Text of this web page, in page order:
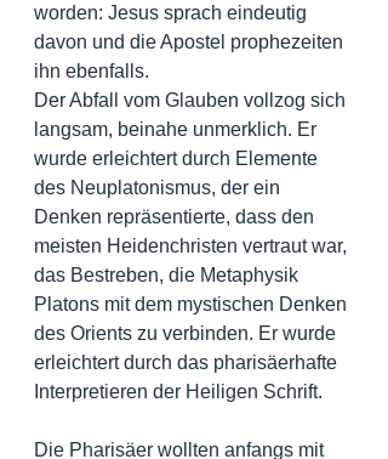
worden: Jesus sprach eindeutig
davon und die Apostel prophezeiten
ihn ebenfalls.
Der Abfall vom Glauben vollzog sich
langsam, beinahe unmerklich. Er
wurde erleichtert durch Elemente
des Neuplatonismus, der ein
Denken repräsentierte, dass den
meisten Heidenchristen vertraut war,
das Bestreben, die Metaphysik
Platons mit dem mystischen Denken
des Orients zu verbinden. Er wurde
erleichtert durch das pharisäerhafte
Interpretieren der Heiligen Schrift.
Die Pharisäer wollten anfangs mit